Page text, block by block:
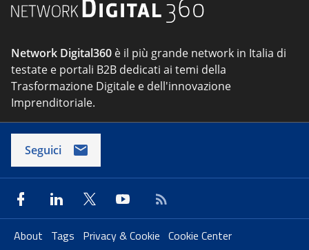
Network Digital360 è il più grande network in Italia di
testate e portali B2B dedicati ai temi della
Trasformazione Digitale e dell'innovazione
Imprenditoriale.
Seguici
About Tags Privacy & Cookie Cookie Center